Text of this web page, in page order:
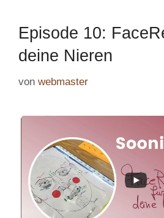
Episode 10:
deine Nieren
von webmaster